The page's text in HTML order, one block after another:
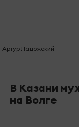
Артур Ладожский
В Казани
на Волге